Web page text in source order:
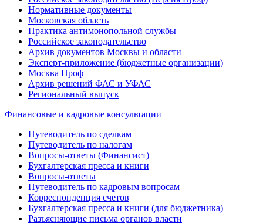
Нормативные документы
Московская область
Практика антимонопольной службы
Российское законодательство
Архив документов Москвы и области
Эксперт-приложение (бюджетные организации)
Москва Проф
Архив решений ФАС и УФАС
Региональный выпуск
Финансовые и кадровые консультации
Путеводитель по сделкам
Путеводитель по налогам
Вопросы-ответы (Финансист)
Бухгалтерская пресса и книги
Вопросы-ответы
Путеводитель по кадровым вопросам
Корреспонденция счетов
Бухгалтерская пресса и книги (для бюджетника)
Разъясняющие письма органов власти